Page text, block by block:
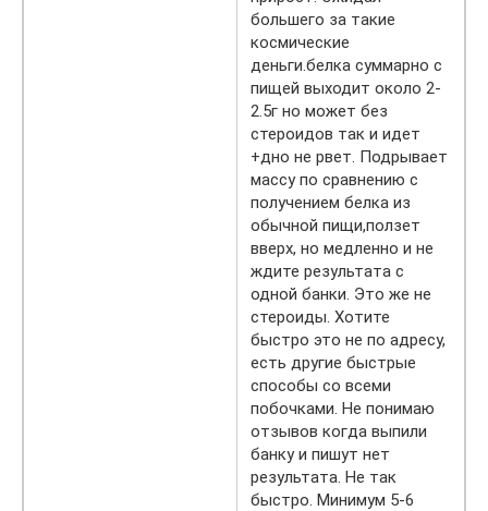
большего за такие
космические
деньги.белка суммарно с
пищей выходит около 2-
2.5г но может без
стероидов так и идет
+дно не рвет. Подрывает
массу по сравнению с
получением белка из
обычной пищи,ползет
вверх, но медленно и не
ждите результата с
одной банки. Это же не
стероиды. Хотите
быстро это не по адресу,
есть другие быстрые
способы со всеми
побочками. Не понимаю
отзывов когда выпили
банку и пишут нет
результата. Не так
быстро. Минимум 5-6